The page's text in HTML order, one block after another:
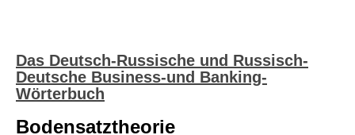
Das Deutsch-Russische und Russisch-
Deutsche Business-und Banking-
Wörterbuch
Bodensatztheorie